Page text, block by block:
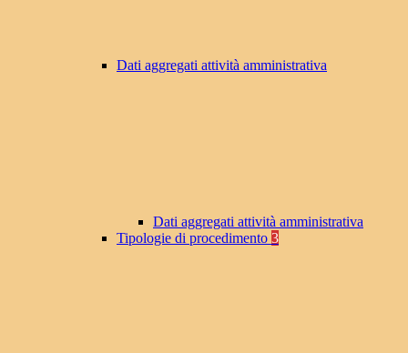
Dati aggregati attività amministrativa
Dati aggregati attività amministrativa
Tipologie di procedimento 3